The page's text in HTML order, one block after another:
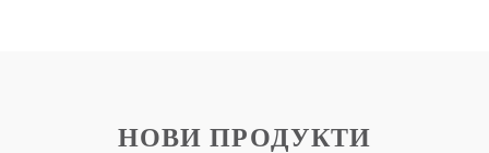
НОВИ ПРОДУКТИ